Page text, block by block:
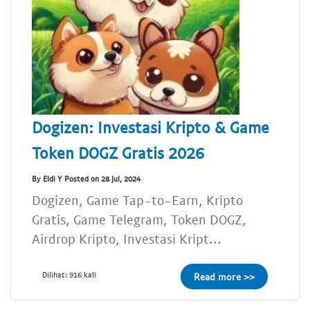
Dogizen: Investasi Kripto & Game
Token DOGZ Gratis 2026
By Eldi Y Posted on 28 Jul, 2024
Dogizen, Game Tap-to-Earn, Kripto
Gratis, Game Telegram, Token DOGZ,
Airdrop Kripto, Investasi Kript...
Dilihat: 916 kali Read more >>